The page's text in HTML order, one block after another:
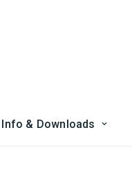
Info & Downloads